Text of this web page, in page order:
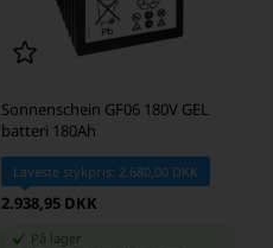
Sonnenschein GF06 180V GEL
batteri 180Ah
Laveste stykpris: 2.680,00 DKK
2.938,95 DKK
På lager